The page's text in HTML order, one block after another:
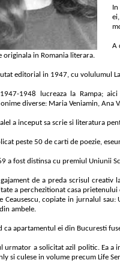
In
A
originala in Romania literara.
editorial in 1947, cu volulumul
1948 lucreaza la Rampa;
diverse: Maria Veniamin, Ana
a inceput sa scrie si literatura
peste 50 de carti de poezie,
a fost distinsa cu premiul Uniunii
de a preda scrisul creativ
a perchezitionat casa
Ceausescu, copiate in jurnalul
ambele.
ca apartamentul ei din Bucuresti
urmator a solicitat azil politic. Ea a
si culese in volume precum Life